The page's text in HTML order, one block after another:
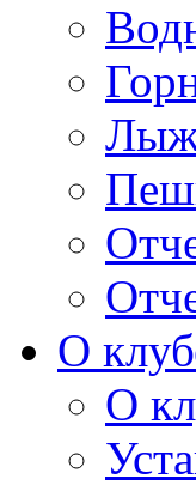
О
О